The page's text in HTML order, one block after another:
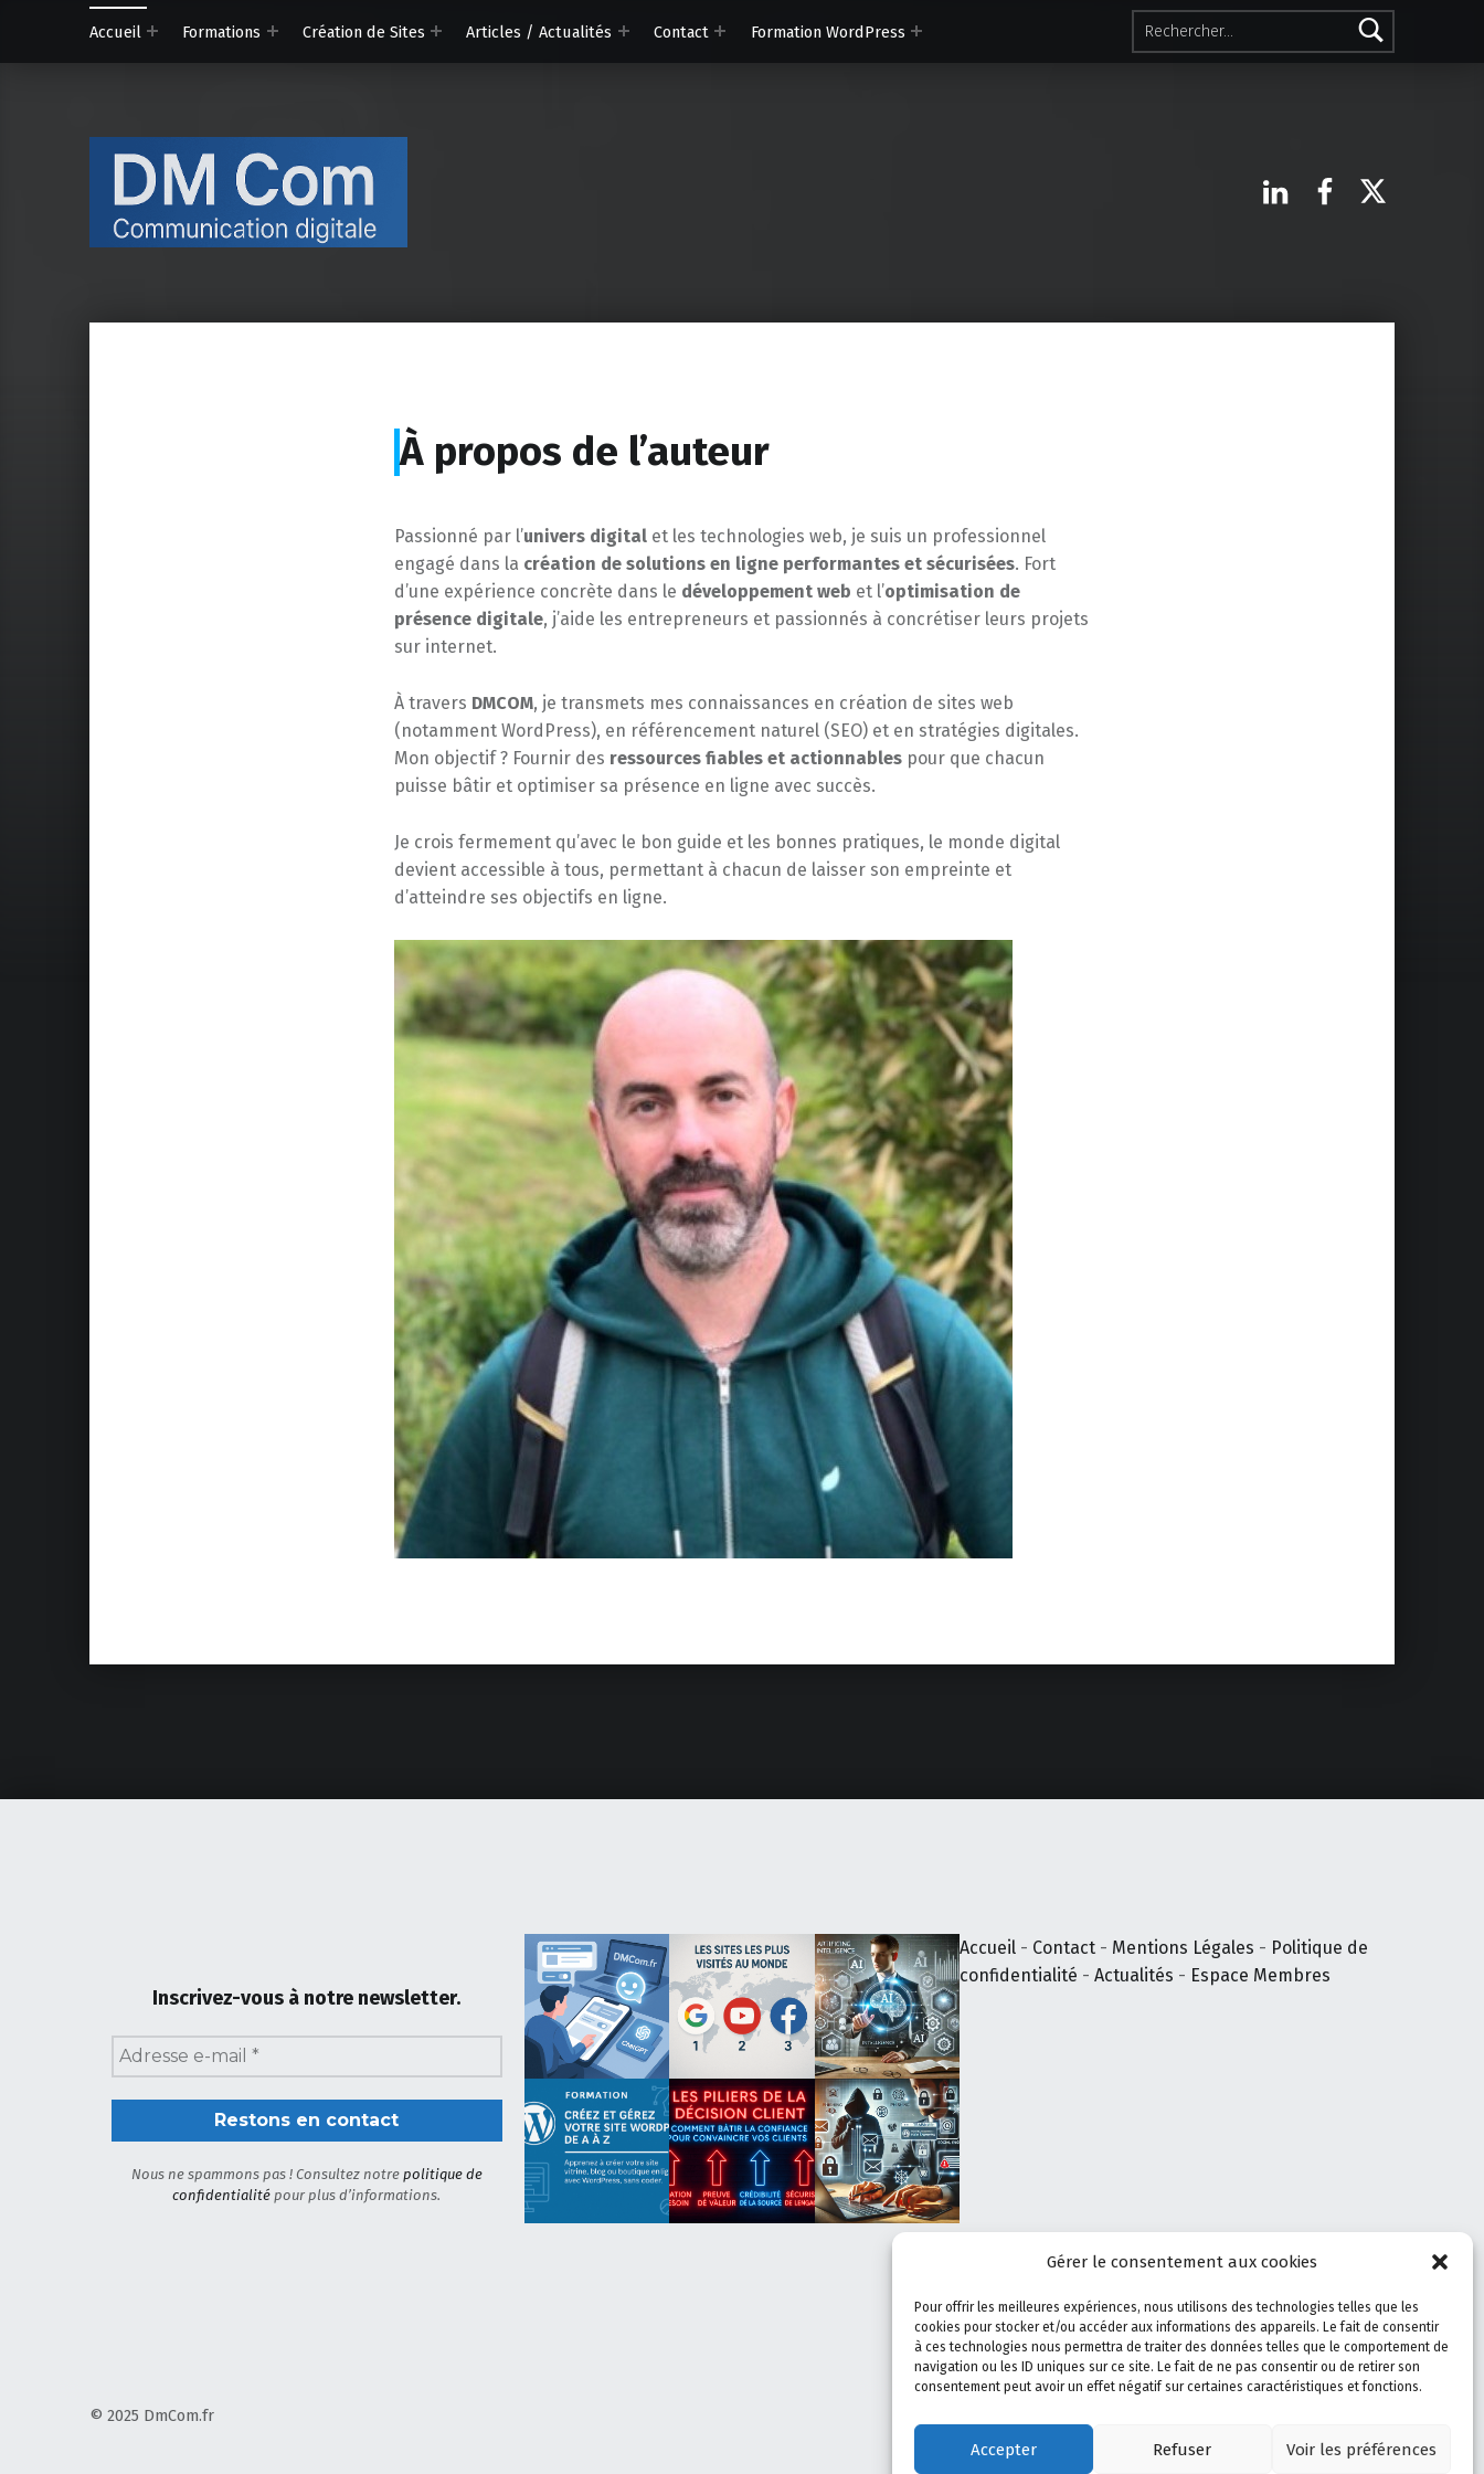
Gérer le consentement aux cookies
Pour offrir les meilleures expériences, nous utilisons des technologies telles que les
cookies pour stocker et/ou accéder aux informations des appareils. Le fait de consentir
à ces technologies nous permettra de traiter des données telles que le comportement de
navigation ou les ID uniques sur ce site. Le fait de ne pas consentir ou de retirer son
consentement peut avoir un effet négatif sur certaines caractéristiques et fonctions.
Accepter Refuser Voir les préférences
Rechercher :
Accueil
Formations Création de Sites Articles / Actualités Contact Formation WordPress
LinkedinFacebook
À propos de l’auteur
Passionné par l’univers digitalet les technologies web, je suis un professionnel
engagé dans la création de solutions en ligne performantes et sécurisées. Fort
d’une expérience concrète dans le développement web et l’optimisation de
présence digitale, j’aide les entrepreneurs et passionnés à concrétiser leurs projets
sur internet.
À travers DMCOM, je transmets mes connaissances en création de sites web
(notamment WordPress), en référencement naturel (SEO) et en stratégies digitales.
Mon objectif ? Fournir des ressources fiables et actionnablespour que chacun
puisse bâtir et optimiser sa présence en ligne avec succès.
Je crois fermement qu’avec le bon guide et les bonnes pratiques, le monde digital
devient accessible à tous, permettant à chacun de laisser son empreinte et
d’atteindre ses objectifs en ligne.
Skip back to main navigation
Inscrivez-vous à notre newsletter.
Nous ne spammons pas ! Consultez notre politique de
confidentialité pour plus d’informations.
Accueil - Contact - Mentions Légales - Politique de
confidentialité -Actualités - Espace Membres
© 2025 DmCom.fr
Linkedin
Facebook
X.com Back to top ↑